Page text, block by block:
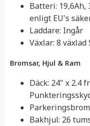
Batteri: 19,6Ah,
enligt EU's
Laddare: Ingår
Växlar: 8
Bromsar, Hjul & Ram
Däck: 24" x 2.4
Bakhjul: 26